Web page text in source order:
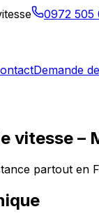
0972 505
Demande
vitesse –
partout en